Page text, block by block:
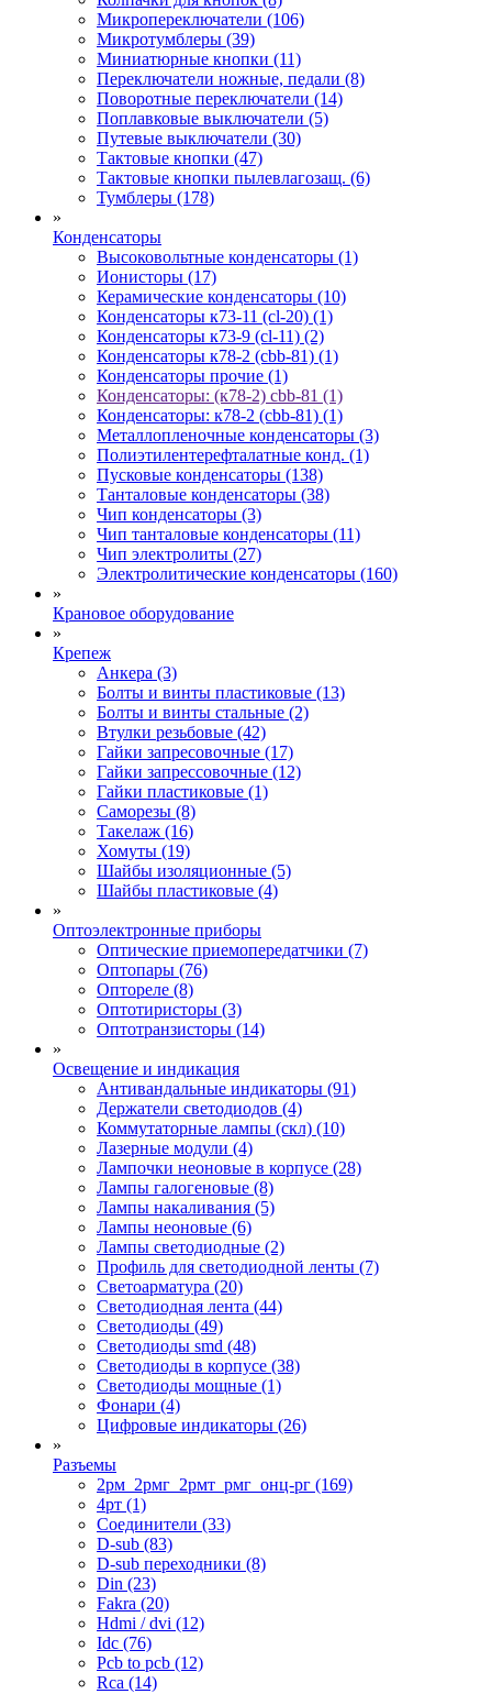
Микропереключатели (106)
Микротумблеры (39)
Миниатюрные кнопки (11)
Переключатели ножные, педали (8)
Поворотные переключатели (14)
Поплавковые выключатели (5)
Путевые выключатели (30)
Тактовые кнопки (47)
Тактовые кнопки пылевлагозащ. (6)
Тумблеры (178)
»
Конденсаторы
Высоковольтные конденсаторы (1)
Ионисторы (17)
Керамические конденсаторы (10)
Конденсаторы к73-11 (cl-20) (1)
Конденсаторы к73-9 (cl-11) (2)
Конденсаторы к78-2 (cbb-81) (1)
Конденсаторы прочие (1)
Конденсаторы: (к78-2) cbb-81 (1)
Конденсаторы: к78-2 (cbb-81) (1)
Металлопленочные конденсаторы (3)
Полиэтилентерефталатные конд. (1)
Пусковые конденсаторы (138)
Танталовые конденсаторы (38)
Чип конденсаторы (3)
Чип танталовые конденсаторы (11)
Чип электролиты (27)
Электролитические конденсаторы (160)
»
Крановое оборудование
»
Крепеж
Анкера (3)
Болты и винты пластиковые (13)
Болты и винты стальные (2)
Втулки резьбовые (42)
Гайки запресовочные (17)
Гайки запрессовочные (12)
Гайки пластиковые (1)
Саморезы (8)
Такелаж (16)
Хомуты (19)
Шайбы изоляционные (5)
Шайбы пластиковые (4)
»
Оптоэлектронные приборы
Оптические приемопередатчики (7)
Оптопары (76)
Оптореле (8)
Оптотиристоры (3)
Оптотранзисторы (14)
»
Освещение и индикация
Антивандальные индикаторы (91)
Держатели светодиодов (4)
Коммутаторные лампы (скл) (10)
Лазерные модули (4)
Лампочки неоновые в корпусе (28)
Лампы галогеновые (8)
Лампы накаливания (5)
Лампы неоновые (6)
Лампы светодиодные (2)
Профиль для светодиодной ленты (7)
Светоарматура (20)
Светодиодная лента (44)
Светодиоды (49)
Светодиоды smd (48)
Светодиоды в корпусе (38)
Светодиоды мощные (1)
Фонари (4)
Цифровые индикаторы (26)
»
Разъемы
2рм_2рмг_2рмт_рмг_онц-рг (169)
4рт (1)
Cоединители (33)
D-sub (83)
D-sub переходники (8)
Din (23)
Fakra (20)
Hdmi / dvi (12)
Idc (76)
Pcb to pcb (12)
Rca (14)